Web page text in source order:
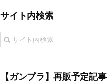
サイト内検索
【ガンプラ】再販予定記事